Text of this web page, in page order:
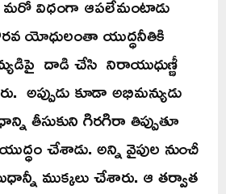
కౌరవ యోధులంతా యుద్ధనీతికి
దాడి చేసి నిరాయుధుణ్ణీ
అప్పుడు కూడా అభిమన్యుడు
తీసుకుని గిరగిరా తిప్పుతూ
చేశాడు. అన్ని వైపుల నుంచీ
ముక్కలు చేశారు. ఆ తర్వాత